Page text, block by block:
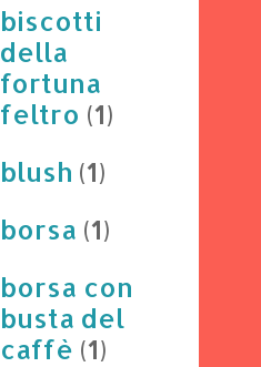
biscotti
della
fortuna
feltro (1)
blush (1)
borsa (1)
borsa con
busta del
caffè (1)